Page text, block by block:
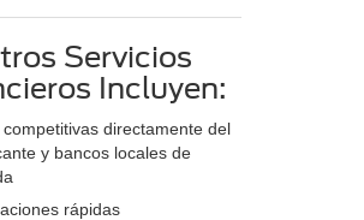
Servicios
Incluyen:
competitivas directamente del
y bancos locales de
rápidas